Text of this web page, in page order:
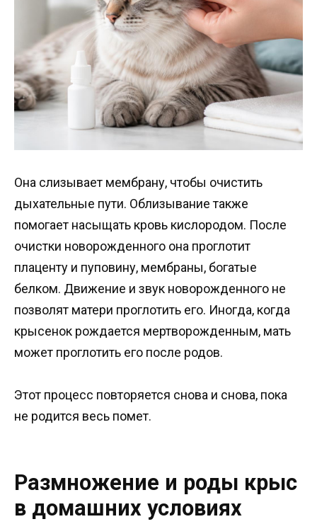
Она слизывает мембрану, чтобы очистить
дыхательные пути. Облизывание также
помогает насыщать кровь кислородом. После
очистки новорожденного она проглотит
плаценту и пуповину, мембраны, богатые
белком. Движение и звук новорожденного не
позволят матери проглотить его. Иногда, когда
крысенок рождается мертворожденным, мать
может проглотить его после родов.
Этот процесс повторяется снова и снова, пока
не родится весь помет.
Размножение и роды крыс
в домашних условиях